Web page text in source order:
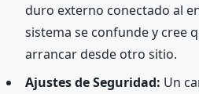
duro externo conectado al
sistema se confunde y cree
arrancar desde otro sitio.
Ajustes de Seguridad: Un